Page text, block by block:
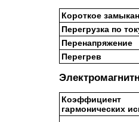
Короткое
Перегрузка по
Перенапряжение
Перегрев
Коэффициент
гармонических